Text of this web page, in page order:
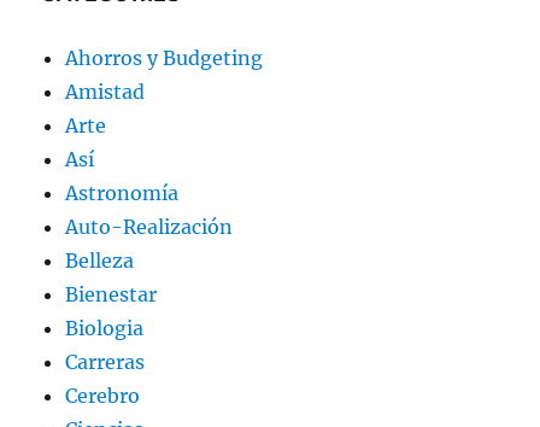
Ahorros y Budgeting
Amistad
Arte
Así
Astronomía
Auto-Realización
Belleza
Bienestar
Biologia
Carreras
Cerebro